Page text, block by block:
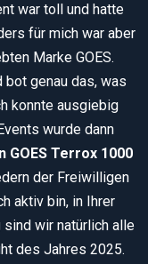
war toll und hatte
für mich war aber
Marke GOES.
bot genau das, was
konnte ausgiebig
wurde dann
GOES Terrox 1000
der Freiwilligen
aktiv bin, in Ihrer
wir natürlich alle
des Jahres 2025.